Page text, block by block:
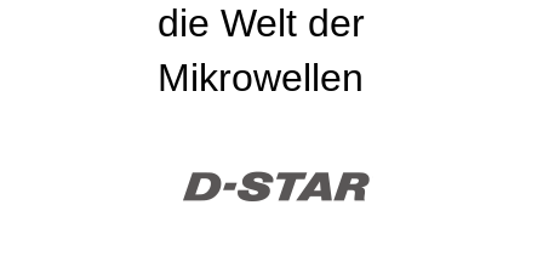
die Welt der
Mikrowellen